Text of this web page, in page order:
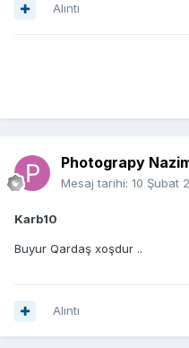
Alıntı
Photograpy
Mesaj tarihi: 10 Şubat
Karb10
Buyur Qardaş xoşdur ..
Alıntı